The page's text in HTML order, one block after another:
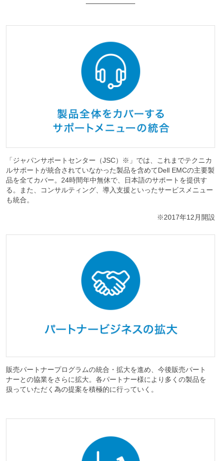
「ジャパンサポートセンター（JSC）※」では、これまでテクニカ
ルサポートが統合されていなかった製品を含めてDell EMCの主要製
品を全てカバー。24時間年中無休で、日本語のサポートを提供す
る。また、コンサルティング、導入支援といったサービスメニュー
も統合。
※2017年12月開設
販売パートナープログラムの統合・拡大を進め、今後販売パート
ナーとの協業をさらに拡大。各パートナー様により多くの製品を
扱っていただく為の提案を積極的に行っていく。